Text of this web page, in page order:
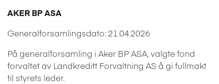
AKER BP ASA
Generalforsamlingsdato: 21.04.2026
På generalforsamling i Aker BP ASA, valgte fond
forvaltet av Landkreditt Forvaltning AS å gi fullmakt
til styrets leder.